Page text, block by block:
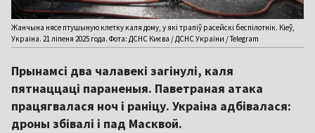
Жанчына нясе птушыную клетку каля дому, у які трапіў расейскі беспілотнік. Кіеў,
Украіна. 21 ліпеня 2025 года. Фота: ДСНС Києва / ДСНС України / Telegram
Прынамсі два чалавекі загінулі, каля
пятнаццаці параненыя. Паветраная атака
працягвалася ноч і раніцу. Украіна адбівалася:
дроны збівалі і пад Масквой.